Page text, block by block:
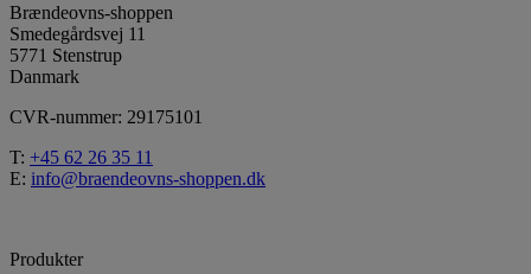
Brændeovns-shoppen
Smedegårdsvej 11
5771 Stenstrup
Danmark
CVR-nummer: 29175101
T: +45 62 26 35 11
E: info@braendeovns-shoppen.dk
Produkter